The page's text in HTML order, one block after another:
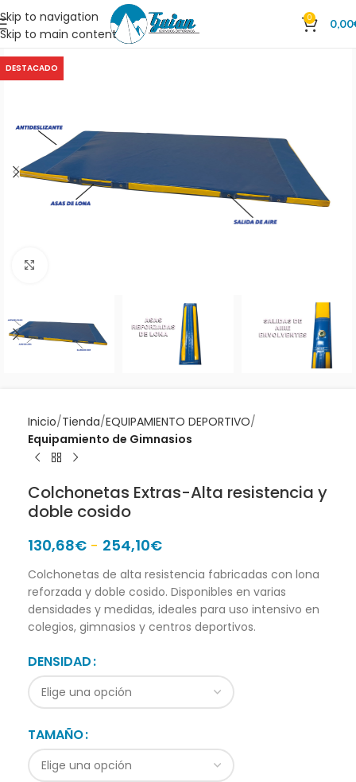
Skip to navigation
Skip to main content
0 0,00
DESTACADO
Inicio Tienda EQUIPAMIENTO DEPORTIVO
Equipamiento de Gimnasios
Colchonetas Extras-Alta resistencia y
doble cosido
130,68€ - 254,10€
Colchonetas de alta resistencia fabricadas con lona
reforzada y doble cosido. Disponibles en varias
densidades y medidas, ideales para uso intensivo en
colegios, gimnasios y centros deportivos.
DENSIDAD
TAMAÑO